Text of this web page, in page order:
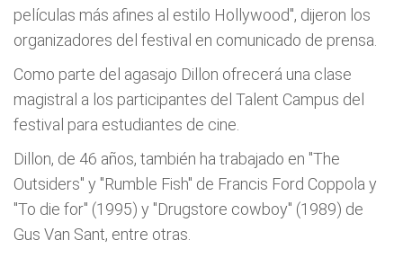
películas más afines al estilo Hollywood", dijeron los
organizadores del festival en comunicado de prensa.
Como parte del agasajo Dillon ofrecerá una clase
magistral a los participantes del Talent Campus del
festival para estudiantes de cine.
Dillon, de 46 años, también ha trabajado en "The
Outsiders" y "Rumble Fish" de Francis Ford Coppola y
"To die for" (1995) y "Drugstore cowboy" (1989) de
Gus Van Sant, entre otras.